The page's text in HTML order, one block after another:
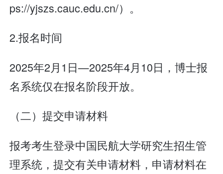
ps://yjszs.cauc.edu.cn/）。
2.报名时间
2025年2月1日—2025年4月10日，博士报
名系统仅在报名阶段开放。
（二）提交申请材料
报考考生登录中国民航大学研究生招生管
理系统，提交有关申请材料，申请材料在